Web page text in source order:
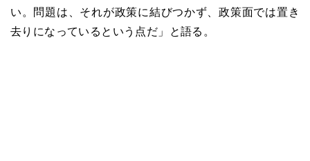
い。問題は、それが政策に結びつかず、政策面では置き
去りになっているという点だ」と語る。